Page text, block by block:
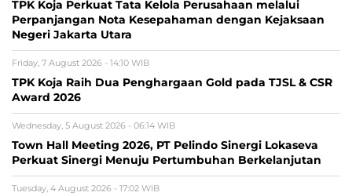
TPK Koja Perkuat Tata Kelola Perusahaan melalui
Perpanjangan Nota Kesepahaman dengan Kejaksaan
Negeri Jakarta Utara
Friday, 7 August 2026 - 14:10 WIB
TPK Koja Raih Dua Penghargaan Gold pada TJSL & CSR
Award 2026
Wednesday, 5 August 2026 - 06:14 WIB
Town Hall Meeting 2026, PT Pelindo Sinergi Lokaseva
Perkuat Sinergi Menuju Pertumbuhan Berkelanjutan
Tuesday, 4 August 2026 - 17:02 WIB